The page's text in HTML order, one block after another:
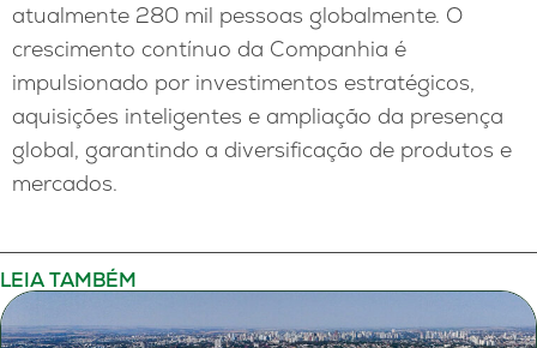
atualmente 280 mil pessoas globalmente. O
crescimento contínuo da Companhia é
impulsionado por investimentos estratégicos,
aquisições inteligentes e ampliação da presença
global, garantindo a diversificação de produtos e
mercados.
LEIA TAMBÉM